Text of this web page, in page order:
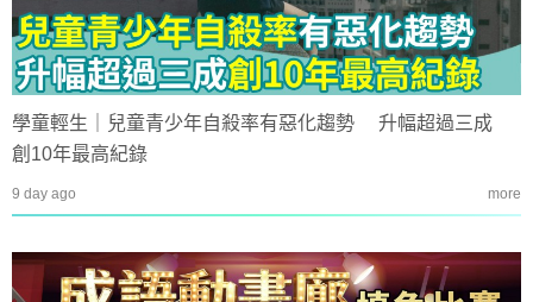
學童輕生｜兒童青少年自殺率有惡化趨勢 升幅超過三成
創10年最高紀錄
9 day ago more